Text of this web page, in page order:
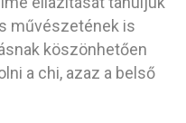
művészetének is
köszönhetően
a chi, azaz a belső